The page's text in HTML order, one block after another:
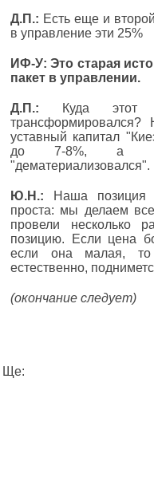
Д.П.: Есть еще и
в управление эти 25%
ИФ-У: Это старая
пакет в управлении.
Д.П.: Куда этот
уставный капитал
до 7-8%, а
"дематериализовался".
Ю.Н.: Наша позиция
проста: мы делаем
провели несколько
позицию. Если цена
если она малая, то
естественно,
(окончание следует)
Ще: